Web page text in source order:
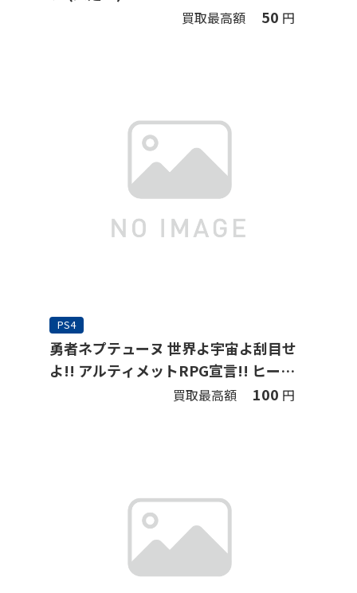
買取最高額 50 円
PS4
勇者ネプテューヌ 世界よ宇宙よ刮目せ
よ!! アルティメットRPG宣言!! ヒーロ
ーエディション ファミ通DXパック 3D
買取最高額 100 円